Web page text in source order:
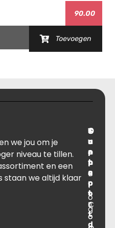
90.00
Toevoegen
we jou om je
niveau te tillen.
en een
staan we altijd klaar
T
r
a
n
s
p
o
r
t
d
O
v
e
r
B
l
o
g
S
u
p
p
o
r
t
C
o
C
o
n
t
a
c
t
J
o